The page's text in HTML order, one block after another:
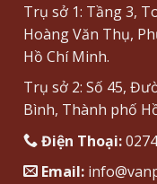
Trụ sở 1: Tầng 3,
Hoàng Văn Thụ,
Hồ Chí Minh.
Trụ sở 2: Số 45,
Bình, Thành phố
Điện Thoại:
Email: